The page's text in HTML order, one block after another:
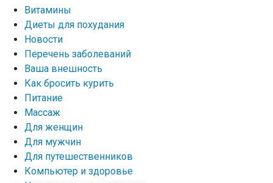
Витамины
Диеты для похудания
Новости
Перечень заболеваний
Ваша внешность
Как бросить курить
Питание
Массаж
Для женщин
Для мужчин
Для путешественников
Компьютер и здоровье